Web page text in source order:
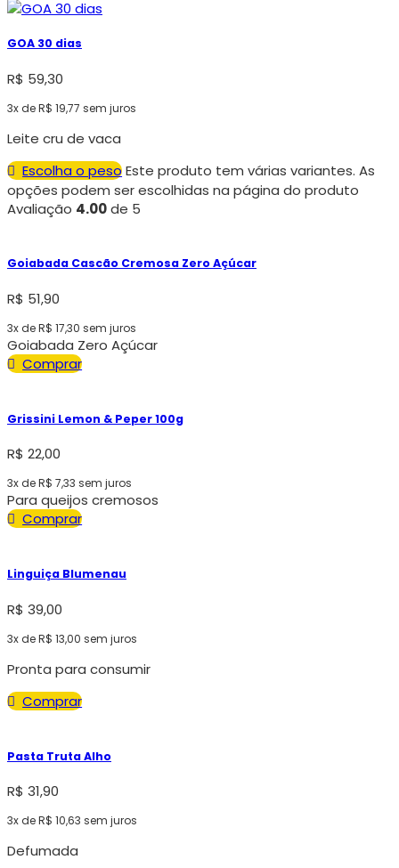
GOA 30 dias
R$ 59,30
3x deR$ 19,77 sem juros
Leite cru de vaca
Escolha o pesoEste produto tem várias variantes. As
opções podem ser escolhidas na página do produto
Avaliação 4.00de 5
Goiabada Cascão Cremosa Zero Açúcar
R$ 51,90
3x deR$ 17,30 sem juros
Goiabada Zero Açúcar
Comprar
Grissini Lemon & Peper 100g
R$ 22,00
3x deR$ 7,33 sem juros
Para queijos cremosos
Comprar
Linguiça Blumenau
R$ 39,00
3x deR$ 13,00 sem juros
Pronta para consumir
Comprar
Pasta Truta Alho
R$ 31,90
3x deR$ 10,63 sem juros
Defumada